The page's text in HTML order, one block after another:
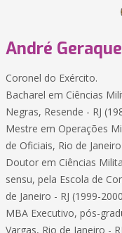
André
Coronel do Exército.
Bacharel em Ciências
Negras, Resende - RJ
Mestre em Operações
de Oficiais, Rio de
Doutor em Ciências
sensu, pela Escola de
de Janeiro - RJ (1999-
MBA Executivo, pós-
Vargas, Rio de Janeiro -